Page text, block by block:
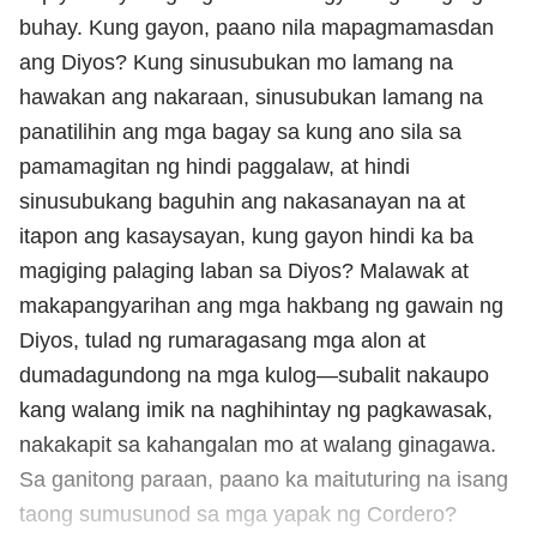
buhay. Kung gayon, paano nila mapagmamasdan
ang Diyos? Kung sinusubukan mo lamang na
hawakan ang nakaraan, sinusubukan lamang na
panatilihin ang mga bagay sa kung ano sila sa
pamamagitan ng hindi paggalaw, at hindi
sinusubukang baguhin ang nakasanayan na at
itapon ang kasaysayan, kung gayon hindi ka ba
magiging palaging laban sa Diyos? Malawak at
makapangyarihan ang mga hakbang ng gawain ng
Diyos, tulad ng rumaragasang mga alon at
dumadagundong na mga kulog—subalit nakaupo
kang walang imik na naghihintay ng pagkawasak,
nakakapit sa kahangalan mo at walang ginagawa.
Sa ganitong paraan, paano ka maituturing na isang
taong sumusunod sa mga yapak ng Cordero?